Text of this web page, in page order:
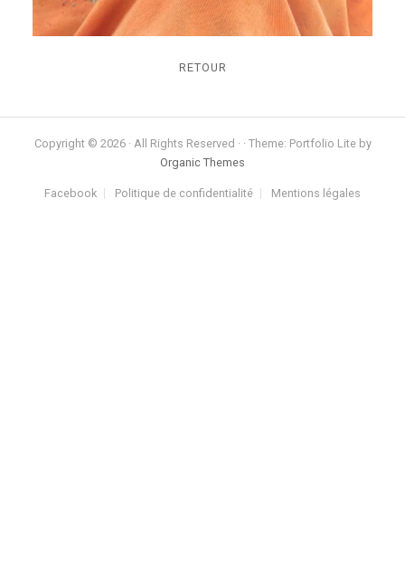
RETOUR
Copyright © 2026 · All Rights Reserved · · Theme: Portfolio Lite by
Organic Themes
Facebook Politique de confidentialité Mentions légales